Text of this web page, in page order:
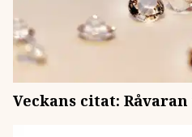
Veckans citat: